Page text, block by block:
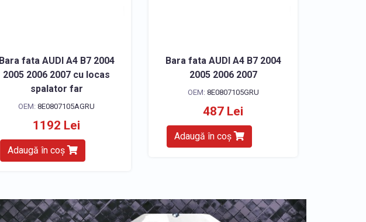
Bara fata AUDI A4 B7 2004
2005 2006 2007 cu locas
spalator far
OEM: 8E0807105AGRU
1192 Lei
Adaugă în coș
Bara fata AUDI A4 B7 2004
2005 2006 2007
OEM: 8E0807105GRU
487 Lei
Adaugă în coș